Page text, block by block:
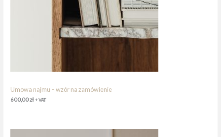
Umowa najmu – wzór na zamówienie
600,00zł+ VAT